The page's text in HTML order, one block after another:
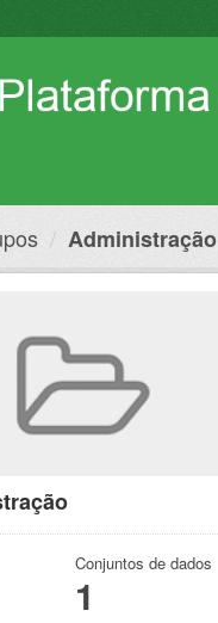
Administração
Conjuntos de dados
1